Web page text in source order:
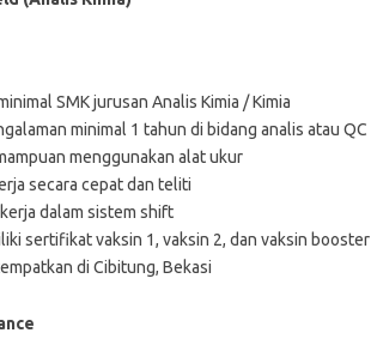
SMK jurusan Analis Kimia / Kimia
minimal 1 tahun di bidang analis atau QC
menggunakan alat ukur
secara cepat dan teliti
dalam sistem shift
sertifikat vaksin 1, vaksin 2, dan vaksin booster
di Cibitung, Bekasi